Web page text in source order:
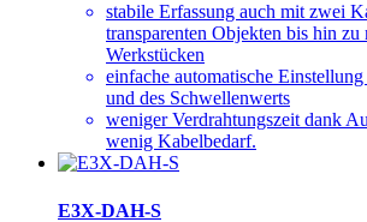
stabile Erfassung auch mit zwei
transparenten Objekten bis hin zu
Werkstücken
einfache automatische
und des Schwellenwerts
weniger Verdrahtungszeit dank
wenig Kabelbedarf.
E3X-DAH-S